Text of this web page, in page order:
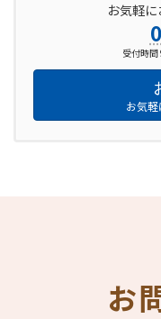
お気軽に
受付時
お気
お